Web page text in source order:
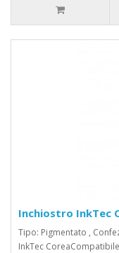
Inchiostro InkTec
Tipo: Pigmentato ,
InkTec